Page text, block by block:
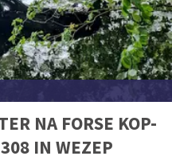
NA FORSE KOP-
IN WEZEP